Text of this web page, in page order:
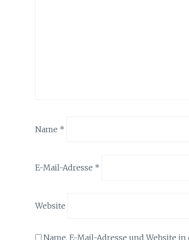
Name *
E-Mail-Adresse *
Website
Name, E-Mail-Adresse und Website